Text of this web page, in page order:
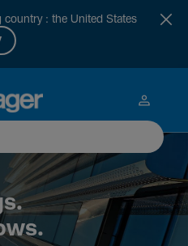
country : the United States